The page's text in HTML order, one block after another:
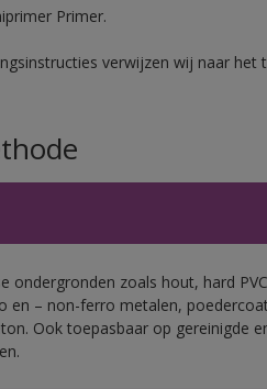
Primer.
verwijzen wij naar
ondergronden zoals hout, hard
en – non-ferro metalen,
Ook toepasbaar op gereinigde